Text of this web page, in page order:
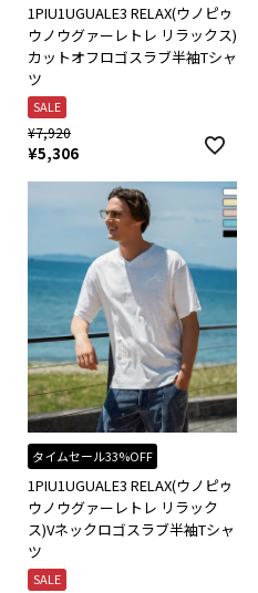
1PIU1UGUALE3 RELAX(ウノピゥ
ウノウグァーレトレ リラックス)
カットオフロゴスラブ半袖Tシャ
ツ
SALE
¥7,920
¥5,306
タイムセール33%OFF
1PIU1UGUALE3 RELAX(ウノピゥ
ウノウグァーレトレ リラック
ス)Vネックロゴスラブ半袖Tシャ
ツ
SALE